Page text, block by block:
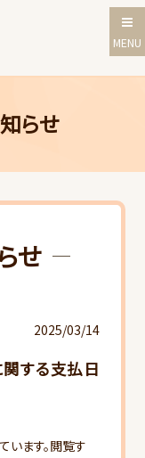
MENU
らせ
せ
する支払日
2025/03/14
います。閲覧す